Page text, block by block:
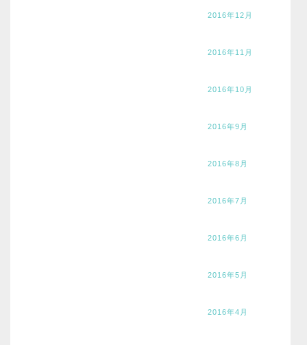
2016年12月
2016年11月
2016年10月
2016年9月
2016年8月
2016年7月
2016年6月
2016年5月
2016年4月